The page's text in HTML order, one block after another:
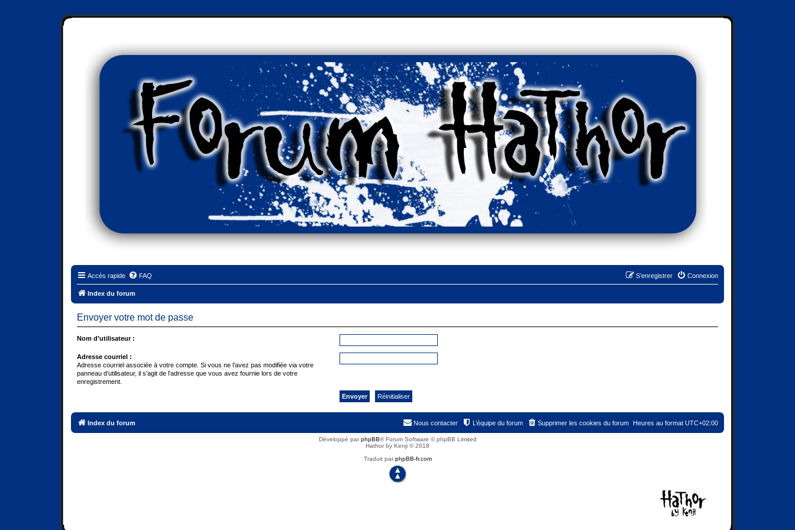
Accès rapide FAQ Connexion
S’enregistrer
Index du forum
Envoyer votre mot de passe
Nom d’utilisateur :
Adresse courriel :
Adresse courriel associée à votre compte. Si vous ne l’avez pas modifiée via votre
panneau d’utilisateur, il s’agit de l’adresse que vous avez fournie lors de votre
enregistrement.
Index du forum Heures au format UTC+02:00
Supprimer les cookies du forum
L’équipe du forum
Nous contacter
Développé parphpBB® Forum Software © phpBB Limited
Hathor by Kenji © 2018
Traduit parphpBB-fr.com